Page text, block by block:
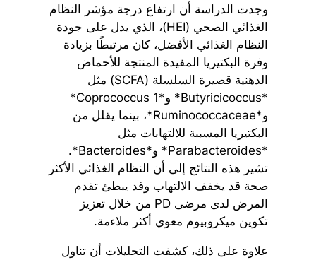
وجدت الدراسة أن ارتفاع درجة مؤشر النظام
الغذائي الصحي (HEI)، الذي يدل على جودة
النظام الغذائي الأفضل، كان مرتبطًا بزيادة
وفرة البكتيريا المفيدة المنتجة للأحماض
الدهنية قصيرة السلسلة (SCFA) مثل
*Butyricicoccus* و*Coprococcus 1*
و*Ruminococcaceae*، بينما يقلل من
البكتيريا المسببة للالتهابات مثل
*Parabacteroides* و*Bacteroides*.
تشير هذه النتائج إلى أن النظام الغذائي الأكثر
صحة قد يخفف الالتهاب وقد يبطئ تقدم
المرض لدى مرضى PD من خلال تعزيز
تكوين ميكروبيوم معوي أكثر ملاءمة.
علاوة على ذلك، كشفت التحليلات أن تناول